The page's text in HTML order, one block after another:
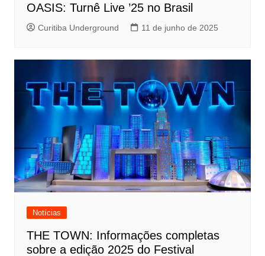
OASIS: Turnê Live ’25 no Brasil
Curitiba Underground 11 de junho de 2025
Notícias
THE TOWN: Informações completas
sobre a edição 2025 do Festival